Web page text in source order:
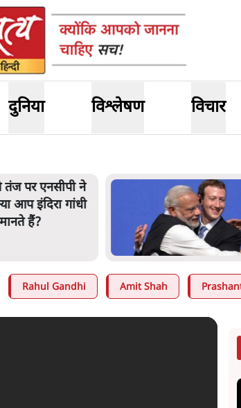
दुनिया विश्लेषण विचार
की बैठकः मार्क
से माफी
Rahul Gandhi Amit Shah